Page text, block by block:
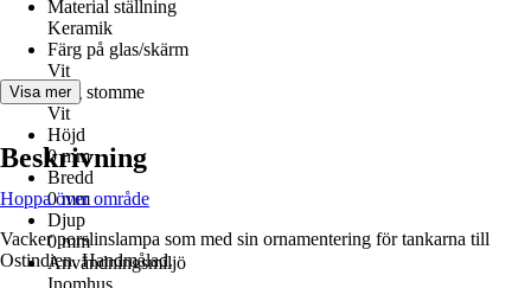
Material ställning
Keramik
Färg på glas/skärm
Vit
Färg stomme
Vit
Höjd
0 mm
Bredd
0 mm
Djup
0 mm
Användningsmiljö
Inomhus
Visa mer
Beskrivning
Hoppa över område
Vacker porslinslampa som med sin ornamentering för tankarna till
Ostindien. Handmålad.